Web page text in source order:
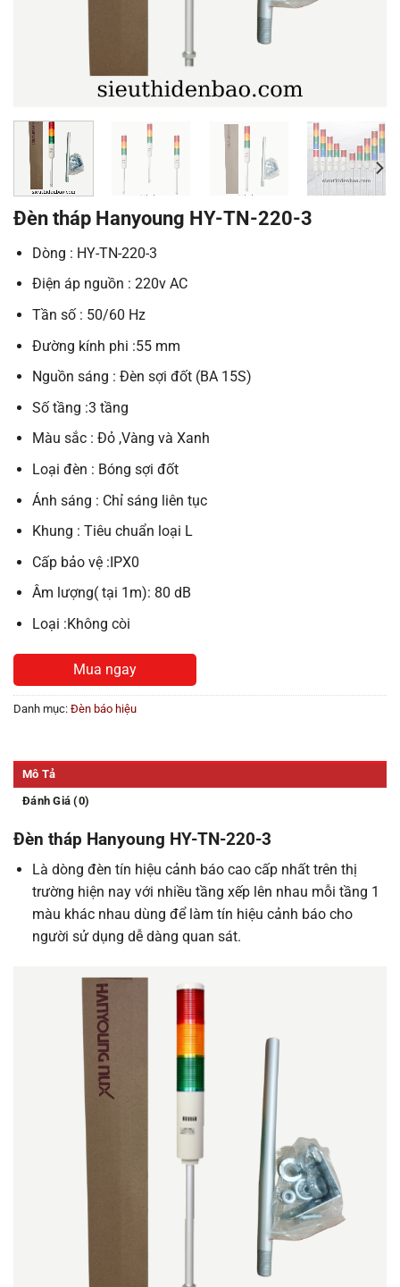
Đèn tháp Hanyoung HY-TN-220-3
Dòng : HY-TN-220-3
Điện áp nguồn : 220v AC
Tần số : 50/60 Hz
Đường kính phi :55 mm
Nguồn sáng : Đèn sợi đốt (BA 15S)
Số tầng :3 tầng
Màu sắc : Đỏ ,Vàng và Xanh
Loại đèn : Bóng sợi đốt
Ánh sáng : Chỉ sáng liên tục
Khung : Tiêu chuẩn loại L
Cấp bảo vệ :IPX0
Âm lượng( tại 1m): 80 dB
Loại :Không còi
Mua ngay
Danh mục: Đèn báo hiệu
Mô Tả
Đánh Giá (0)
Đèn tháp Hanyoung HY-TN-220-3
Là dòng đèn tín hiệu cảnh báo cao cấp nhất trên thị
trường hiện nay với nhiều tầng xếp lên nhau mỗi tầng 1
màu khác nhau dùng để làm tín hiệu cảnh báo cho
người sử dụng dễ dàng quan sát.